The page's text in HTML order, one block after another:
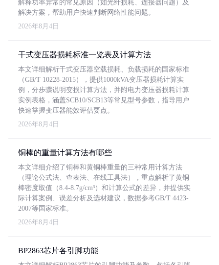
解释功率异常的常见原因（如光纤损耗、连接器问题）及
解决方案，帮助用户快速判断网络性能问题。
2026年8月4日
干式变压器损耗标准一览表及计算方法
本文详细解析干式变压器空载损耗、负载损耗的国家标准
（GB/T 10228-2015），提供1000kVA变压器损耗计算实
例，分步骤说明变损计算方法，并附电力变压器损耗计算
实例表格，涵盖SCB10/SCB13等常见型号参数，指导用户
快速掌握变压器能效评估要点。
2026年8月4日
铜棒的重量计算方法有哪些
本文详细介绍了铜棒和黄铜棒重量的三种常用计算方法
（理论公式法、查表法、在线工具法），重点解析了黄铜
棒密度取值（8.4-8.7g/cm³）和计算公式的差异，并提供实
际计算案例、误差分析及选材建议，数据参考GB/T 4423-
2007等国家标准。
2026年8月4日
BP2863芯片各引脚功能